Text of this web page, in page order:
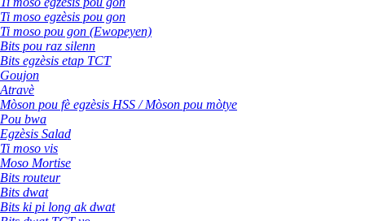
Ti moso egzèsis pou gon
Ti moso pou gon (Ewopeyen)
Bits pou raz silenn
Bits egzèsis etap TCT
Goujon
Atravè
Mòson pou fè egzèsis HSS / Mòson pou mòtye
Pou bwa
Egzèsis Salad
Ti moso vis
Moso Mortise
Bits routeur
Bits dwat
Bits ki pi long ak dwat